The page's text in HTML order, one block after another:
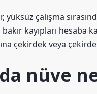
yüksüz çalışma
kayıpları hesaba
çekirdek veya
nüve